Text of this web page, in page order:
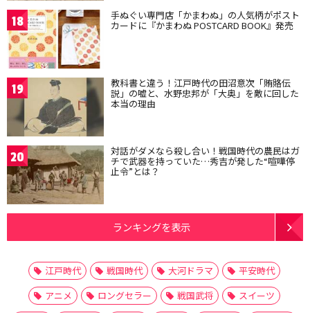
18 手ぬぐい専門店「かまわぬ」の人気柄がポスト
カードに『かまわぬ POSTCARD BOOK』発売
19 教科書と違う！江戸時代の田沼意次「賄賂伝
説」の嘘と、水野忠邦が「大奥」を敵に回した
本当の理由
20 対話がダメなら殺し合い！戦国時代の農民はガ
チで武器を持っていた…秀吉が発した“喧嘩停
止令”とは？
ランキングを表示
江戸時代 戦国時代 大河ドラマ
平安時代
アニメ
ロングセラー 戦国武将
スイーツ